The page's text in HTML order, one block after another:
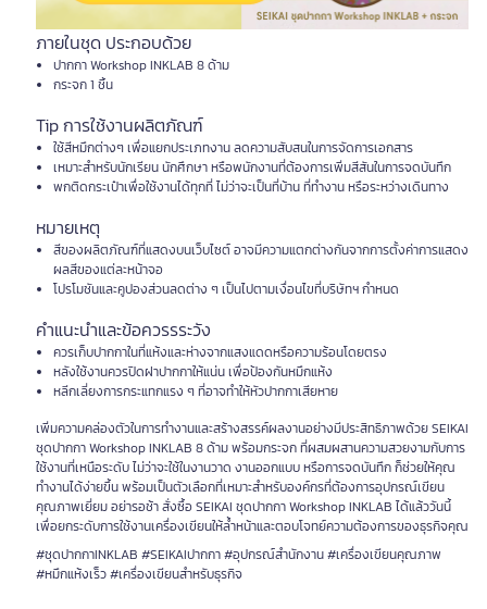
ภายในชุด ประกอบด้วย
ปากกา Workshop INKLAB 8 ด้าม
กระจก 1 ชิ้น
Tip การใช้งานผลิตภัณฑ์
ใช้สีหมึกต่างๆ เพื่อแยกประเภทงาน ลดความสับสนในการจัดการเอกสาร
เหมาะสำหรับนักเรียน นักศึกษา หรือพนักงานที่ต้องการเพิ่มสีสันในการจดบันทึก
พกติดกระเป๋าเพื่อใช้งานได้ทุกที่ ไม่ว่าจะเป็นที่บ้าน ที่ทำงาน หรือระหว่างเดินทาง
หมายเหตุ
สีของผลิตภัณฑ์ที่แสดงบนเว็บไซต์ อาจมีความแตกต่างกันจากการตั้งค่าการแสดง
ผลสีของแต่ละหน้าจอ
โปรโมชันและคูปองส่วนลดต่าง ๆ เป็นไปตามเงื่อนไขที่บริษัทฯ กำหนด
คำแนะนำและข้อควรรระวัง
ควรเก็บปากกาในที่แห้งและห่างจากแสงแดดหรือความร้อนโดยตรง
หลังใช้งานควรปิดฝาปากกาให้แน่น เพื่อป้องกันหมึกแห้ง
หลีกเลี่ยงการกระแทกแรง ๆ ที่อาจทำให้หัวปากกาเสียหาย
เพิ่มความคล่องตัวในการทำงานและสร้างสรรค์ผลงานอย่างมีประสิทธิภาพด้วย SEIKAI
ชุดปากกา Workshop INKLAB 8 ด้าม พร้อมกระจก ที่ผสมผสานความสวยงามกับการ
ใช้งานที่เหนือระดับ ไม่ว่าจะใช้ในงานวาด งานออกแบบ หรือการจดบันทึก ก็ช่วยให้คุณ
ทำงานได้ง่ายขึ้น พร้อมเป็นตัวเลือกที่เหมาะสำหรับองค์กรที่ต้องการอุปกรณ์เขียน
คุณภาพเยี่ยม อย่ารอช้า สั่งซื้อ SEIKAI ชุดปากกา Workshop INKLAB ได้แล้ววันนี้
เพื่อยกระดับการใช้งานเครื่องเขียนให้ล้ำหน้าและตอบโจทย์ความต้องการของธุรกิจคุณ
#ชุดปากกาINKLAB #SEIKAIปากกา #อุปกรณ์สำนักงาน #เครื่องเขียนคุณภาพ
#หมึกแห้งเร็ว #เครื่องเขียนสำหรับธุรกิจ